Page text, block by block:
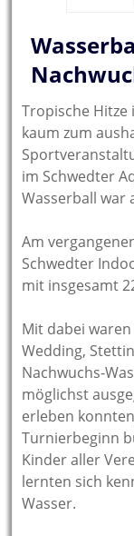
Tropische
kaum zum
im Schwedter
Wasserball war
Am
Schwedter
mit insgesamt
Mit dabei
Wedding,
Nachwuchs-
möglichst
erleben
Turnierbeginn
Kinder aller
lernten sich
Wasser.